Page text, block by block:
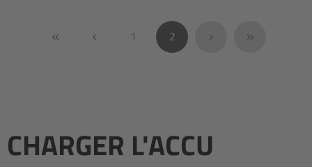
Page
1 Page
2
CHARGER L'ACCU